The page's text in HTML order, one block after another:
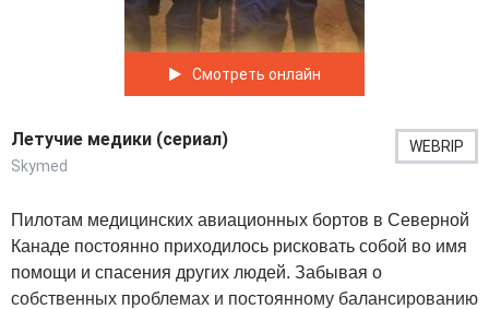
Смотреть онлайн
Летучие медики (сериал)
Skymed
WEBRIP
Пилотам медицинских авиационных бортов в Северной
Канаде постоянно приходилось рисковать собой во имя
помощи и спасения других людей. Забывая о
собственных проблемах и постоянному балансированию